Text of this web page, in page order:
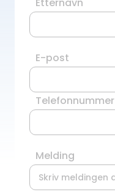
E-post
Telefonnummer
Melding